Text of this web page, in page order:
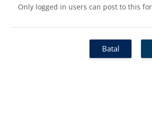
Only logged in users can post to this
Batal